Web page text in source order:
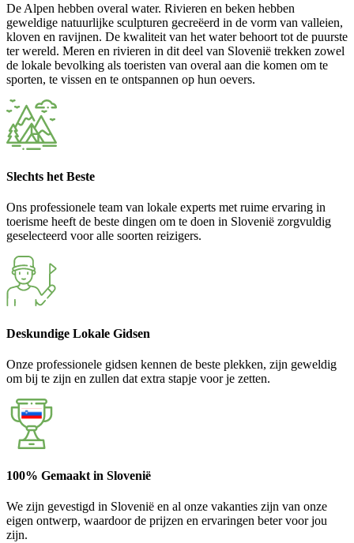
De Alpen hebben overal water. Rivieren en beken hebben
geweldige natuurlijke sculpturen gecreëerd in de vorm van valleien,
kloven en ravijnen. De kwaliteit van het water behoort tot de puurste
ter wereld. Meren en rivieren in dit deel van Slovenië trekken zowel
de lokale bevolking als toeristen van overal aan die komen om te
sporten, te vissen en te ontspannen op hun oevers.
Slechts het Beste
Ons professionele team van lokale experts met ruime ervaring in
toerisme heeft de beste dingen om te doen in Slovenië zorgvuldig
geselecteerd voor alle soorten reizigers.
Deskundige Lokale Gidsen
Onze professionele gidsen kennen de beste plekken, zijn geweldig
om bij te zijn en zullen dat extra stapje voor je zetten.
100% Gemaakt in Slovenië
We zijn gevestigd in Slovenië en al onze vakanties zijn van onze
eigen ontwerp, waardoor de prijzen en ervaringen beter voor jou
zijn.